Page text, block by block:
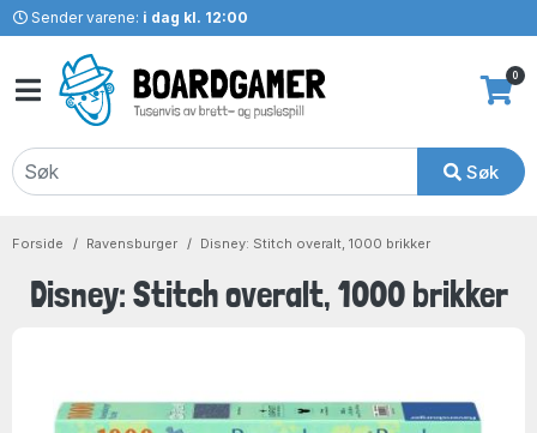
Sender varene: i dag kl. 12:00
Søk
0
Forside Ravensburger Disney: Stitch overalt, 1000 brikker
Disney: Stitch overalt, 1000 brikker